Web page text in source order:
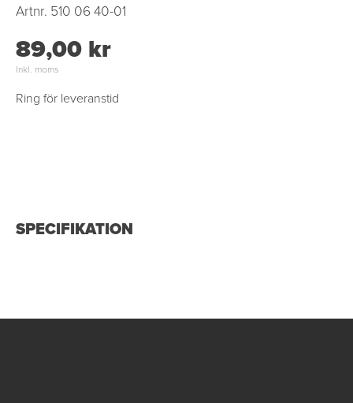
Artnr. 510 06 40-01
89,00 kr
Inkl. moms
Ring för leveranstid
SPECIFIKATION